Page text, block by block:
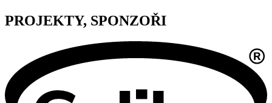
PROJEKTY, SPONZOŘI